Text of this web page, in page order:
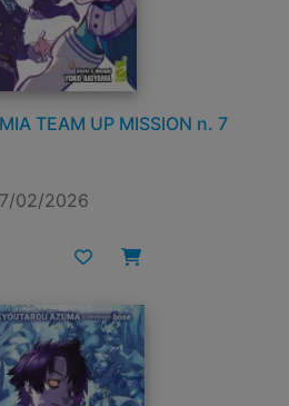
TEAM UP MISSION n. 7
02/2026